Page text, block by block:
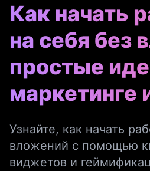
Как начать
на себя без
простые
маркетинге
Узнайте, как начать
вложений с помощью
виджетов и